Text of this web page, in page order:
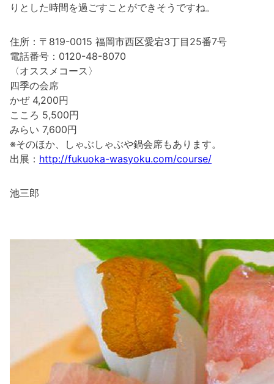
りとした時間を過ごすことができそうですね。
住所：〒819-0015 福岡市西区愛宕3丁目25番7号
電話番号：0120-48-8070
〈オススメコース〉
四季の会席
かぜ 4,200円
こころ 5,500円
みらい 7,600円
※そのほか、しゃぶしゃぶや鍋会席もあります。
出展： http://fukuoka-wasyoku.com/course/
池三郎